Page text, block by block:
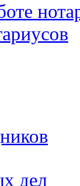
дел